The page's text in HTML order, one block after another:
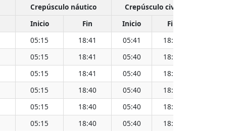
Crepúsculo náutico Crepúsculo civil
Inicio Fin Inicio Fin
05:15 18:41 05:41 18:15
05:15 18:41 05:40 18:15
05:15 18:41 05:40 18:15
05:15 18:40 05:40 18:15
05:15 18:40 05:40 18:15
05:15 18:40 05:40 18:15